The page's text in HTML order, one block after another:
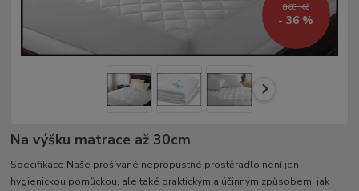
868 Kč
- 36 %
Na výšku matrace až 30cm
Specifikace Naše prošívané nepropustné prostěradlo není jen
hygienickou pomůckou, ale také praktickým a účinným způsobem, jak